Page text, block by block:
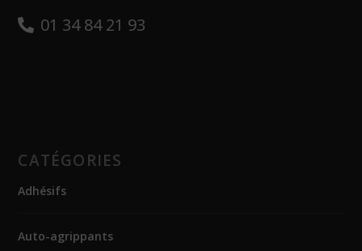
01 34 84 21 93
CATÉGORIES
Adhésifs
Auto-agrippants